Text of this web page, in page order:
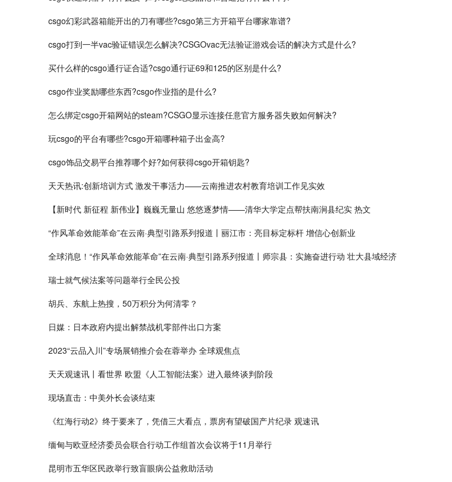
csgo幻彩武器箱能开出的刀有哪些?csgo第三方开箱平台哪家靠谱?
csgo打到一半vac验证错误怎么解决?CSGOvac无法验证游戏会话的解决方式是什么?
买什么样的csgo通行证合适?csgo通行证69和125的区别是什么?
csgo作业奖励哪些东西?csgo作业指的是什么?
怎么绑定csgo开箱网站的steam?CSGO显示连接任意官方服务器失败如何解决?
玩csgo的平台有哪些?csgo开箱哪种箱子出金高?
csgo饰品交易平台推荐哪个好?如何获得csgo开箱钥匙?
天天热讯:创新培训方式 激发干事活力——云南推进农村教育培训工作见实效
【新时代 新征程 新伟业】巍巍无量山 悠悠逐梦情——清华大学定点帮扶南涧县纪实 热文
“作风革命效能革命”在云南·典型引路系列报道丨丽江市：亮目标定标杆 增信心创新业
全球消息！“作风革命效能革命”在云南·典型引路系列报道丨师宗县：实施奋进行动 壮大县域经济
瑞士就气候法案等问题举行全民公投
胡兵、东航上热搜，50万积分为何清零？
日媒：日本政府内提出解禁战机零部件出口方案
2023“云品入川”专场展销推介会在蓉举办 全球观焦点
天天观速讯丨看世界 欧盟《人工智能法案》进入最终谈判阶段
现场直击：中美外长会谈结束
《红海行动2》终于要来了，凭借三大看点，票房有望破国产片纪录 观速讯
缅甸与欧亚经济委员会联合行动工作组首次会议将于11月举行
昆明市五华区民政举行致盲眼病公益救助活动